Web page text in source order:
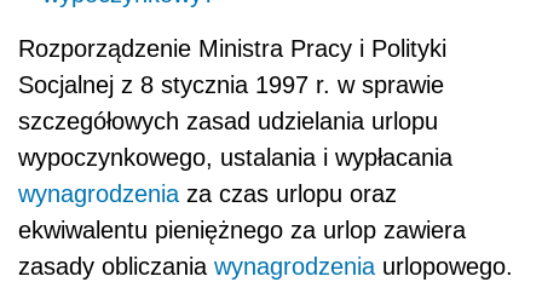
Rozporządzenie Ministra Pracy i Polityki
Socjalnej z 8 stycznia 1997 r. w sprawie
szczegółowych zasad udzielania urlopu
wypoczynkowego, ustalania i wypłacania
wynagrodzenia za czas urlopu oraz
ekwiwalentu pieniężnego za urlop zawiera
zasady obliczania wynagrodzenia urlopowego.